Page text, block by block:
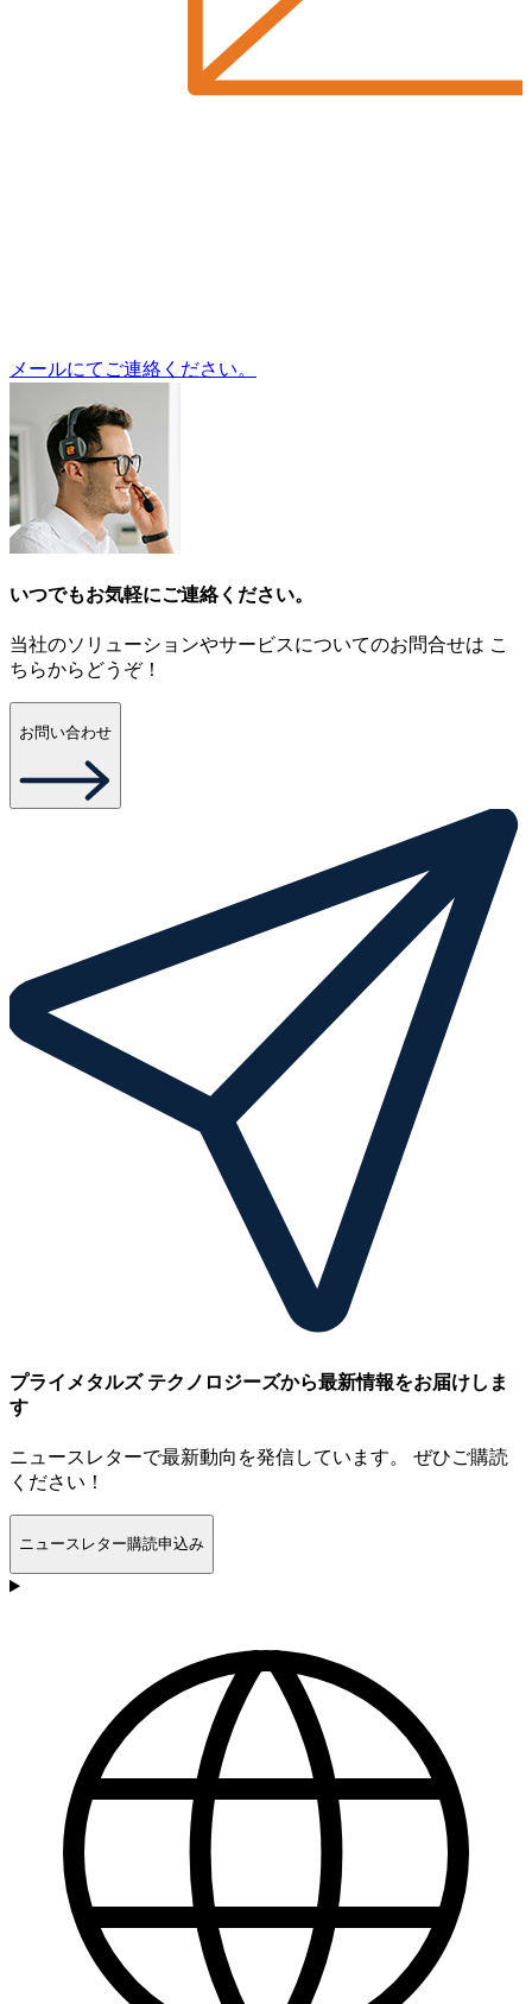
メールにてご連絡ください。
いつでもお気軽にご連絡ください。
当社のソリューションやサービスについてのお問合せは こ
ちらからどうぞ！
お問い合わせ
プライメタルズ テクノロジーズから最新情報をお届けしま
す
ニュースレターで最新動向を発信しています。 ぜひご購読
ください！
ニュースレター購読申込み